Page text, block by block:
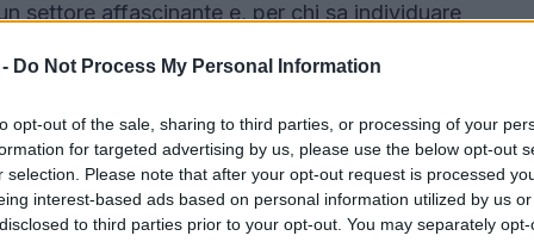
Do Not Process My Personal Information
opt-out of the sale, sharing to third parties, or processing of your
for targeted advertising by us, please use the below opt-out
selection. Please note that after your opt-out request is processed
interest-based ads based on personal information utilized by us
to third parties prior to your opt-out. You may separately
settore affascinante e, per chi sa individuare
le numerose edizioni disponibili, il
storico e commerciale. Possedere una
tradursi in un investimento significativo,
l’acquisto di una casa. Questo articolo
del suo valore e le modalità per valutare e